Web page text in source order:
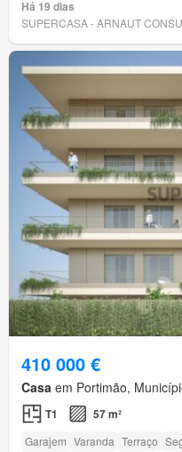
Há 19 dias
SUPERCASA - ARNAUT
410 000 €
Casa em Portimão,
T1 57 m²
Garajem Varanda Terraço